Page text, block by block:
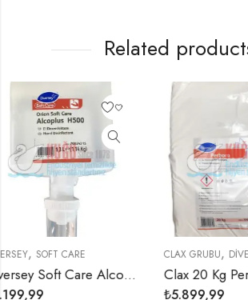
Related
Diversey Soft Care Alcoplus H500 El Dezenfektanı 1,3Ml (1 KOLİ 4 ADET)
CLAX GRUBU
Clax 20 Kg Perbora Oksijen Bazlı Ağartıcı İçeren Az Köpüren Toz Ana Yıkama Deterjanı